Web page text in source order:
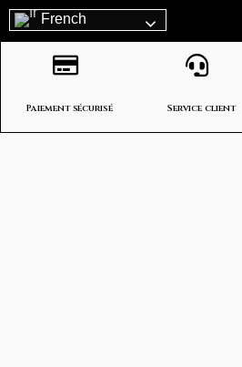
French
Paiement sécurisé Service client